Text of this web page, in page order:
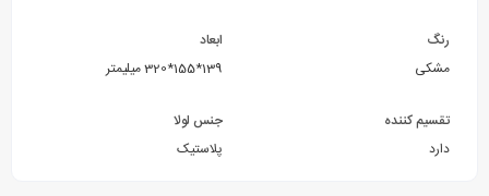
رنگ
مشکی
ابعاد
139*155*320 میلیمتر
تقسیم کننده
دارد
جنس لولا
پلاستیک